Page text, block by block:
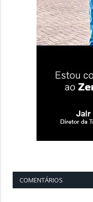
COMENTÁRIOS